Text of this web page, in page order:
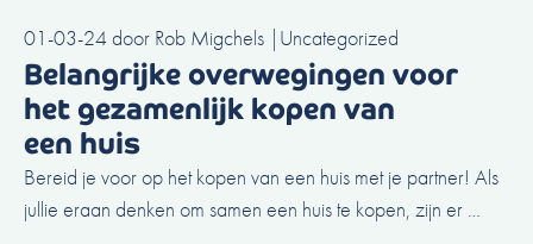
01-03-24door Rob Migchels | Uncategorized
Belangrijke overwegingen voor
het gezamenlijk kopen van
een huis
Bereid je voor op het kopen van een huis met je partner! Als
jullie eraan denken om samen een huis te kopen, zijn er …